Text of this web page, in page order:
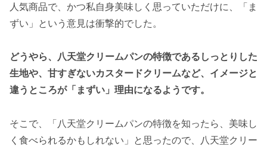
人気商品で、かつ私自身美味しく思っていただけに、「ま
ずい」という意見は衝撃的でした。
どうやら、八天堂クリームパンの特徴であるしっとりした
生地や、甘すぎないカスタードクリームなど、イメージと
違うところが「まずい」理由になるようです。
そこで、「八天堂クリームパンの特徴を知ったら、美味し
く食べられるかもしれない」と思ったので、八天堂クリー